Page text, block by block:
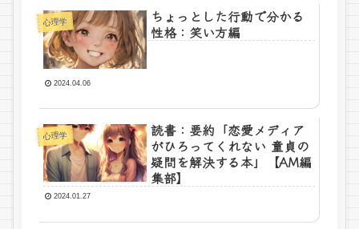
心理学
ちょっとした行動で分かる
性格：笑い方編
2024.04.06
心理学
読書：要約「恋愛メディア
がひろってくれない 童貞の
疑問を解決する本」【AM編
集部】
2024.01.27